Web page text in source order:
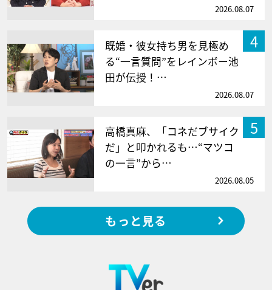
2026.08.07
4
既婚・彼女持ち男を見極め
る“一言質問”をレインボー池
田が伝授！…
2026.08.07
5
高橋真麻、「コネだブサイク
だ」と叩かれるも…“マツコ
の一言”から…
2026.08.05
もっと見る